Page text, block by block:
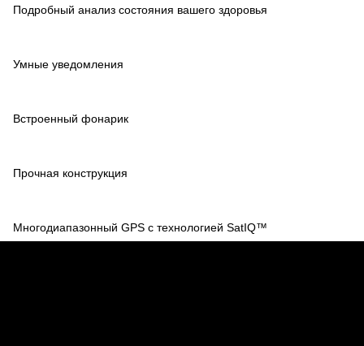
Подробный анализ состояния вашего здоровья
Умные уведомления
Встроенный фонарик
Прочная конструкция
Многодиапазонный GPS с технологией SatIQ™